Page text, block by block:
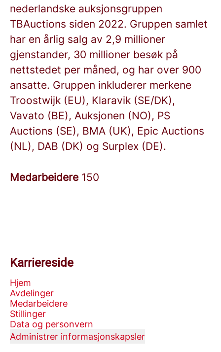
nederlandske auksjonsgruppen
TBAuctions siden 2022. Gruppen samlet
har en årlig salg av 2,9 millioner
gjenstander, 30 millioner besøk på
nettstedet per måned, og har over 900
ansatte. Gruppen inkluderer merkene
Troostwijk (EU), Klaravik (SE/DK),
Vavato (BE), Auksjonen (NO), PS
Auctions (SE), BMA (UK), Epic Auctions
(NL), DAB (DK) og Surplex (DE).
Medarbeidere 150
Karriereside
Hjem
Avdelinger
Medarbeidere
Stillinger
Data og personvern
Administrer informasjonskapsler